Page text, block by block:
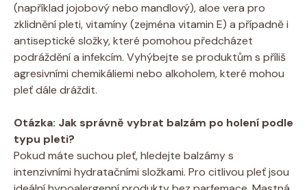
(například jojobový nebo mandlový), aloe vera pro
zklidnění pleti, vitamíny (zejména vitamin E) a případně i
antiseptické složky, které pomohou předcházet
podráždění a infekcím. Vyhýbejte se produktům s příliš
agresivními chemikáliemi nebo alkoholem, které mohou
pleť dále dráždit.
Otázka: Jak správně vybrat balzám po holení podle
typu pleti?
Pokud máte suchou pleť, hledejte balzámy s
intenzivními hydratačními složkami. Pro citlivou pleť jsou